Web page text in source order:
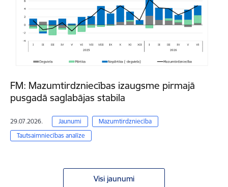
FM: Mazumtirdzniecības izaugsme pirmajā
pusgadā saglabājas stabila
29.07.2026. Jaunumi
Mazumtirdzniecība
Tautsaimniecības analīze
Visi jaunumi